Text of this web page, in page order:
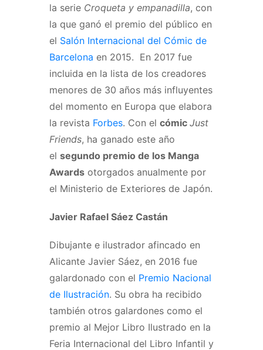
la serie Croqueta y empanadilla, con
la que ganó el premio del público en
el Salón Internacional del Cómic de
Barcelona en 2015. ​ En 2017 fue
incluida en la lista de los creadores
menores de 30 años más influyentes
del momento en Europa que elabora
la revista Forbes. Con el cómic Just
Friends, ha ganado este año
el segundo premio de los Manga
Awards otorgados anualmente por
el Ministerio de Exteriores de Japón.
Javier Rafael Sáez Castán
Dibujante e ilustrador afincado en
Alicante Javier Sáez, en 2016 fue
galardonado con el Premio Nacional
de Ilustración. Su obra ha recibido
también otros galardones como el
premio al Mejor Libro Ilustrado en la
Feria Internacional del Libro Infantil y